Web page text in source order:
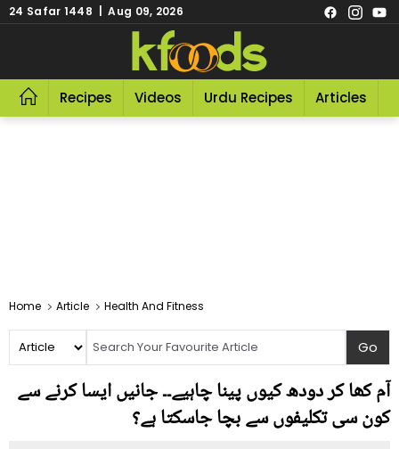
24 Safar 1448 | Aug 09, 2026
Recipes Videos Urdu Recipes Articles
Home Article Health And Fitness
آم کھا کر دودھ کیوں پینا چاہیے۔۔ جانیں ایسا کرنے سے
کون سی تکلیفوں سے بچا جاسکتا ہے؟